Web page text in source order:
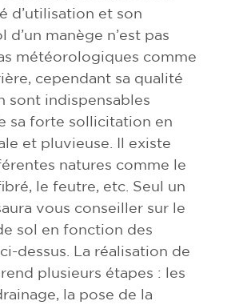
d’utilisation et son
d’un manège n’est pas
météorologiques comme
cependant sa qualité
sont indispensables
sa forte sollicitation en
et pluvieuse. Il existe
natures comme le
le feutre, etc. Seul un
vous conseiller sur le
sol en fonction des
dessus. La réalisation de
plusieurs étapes : les
la pose de la